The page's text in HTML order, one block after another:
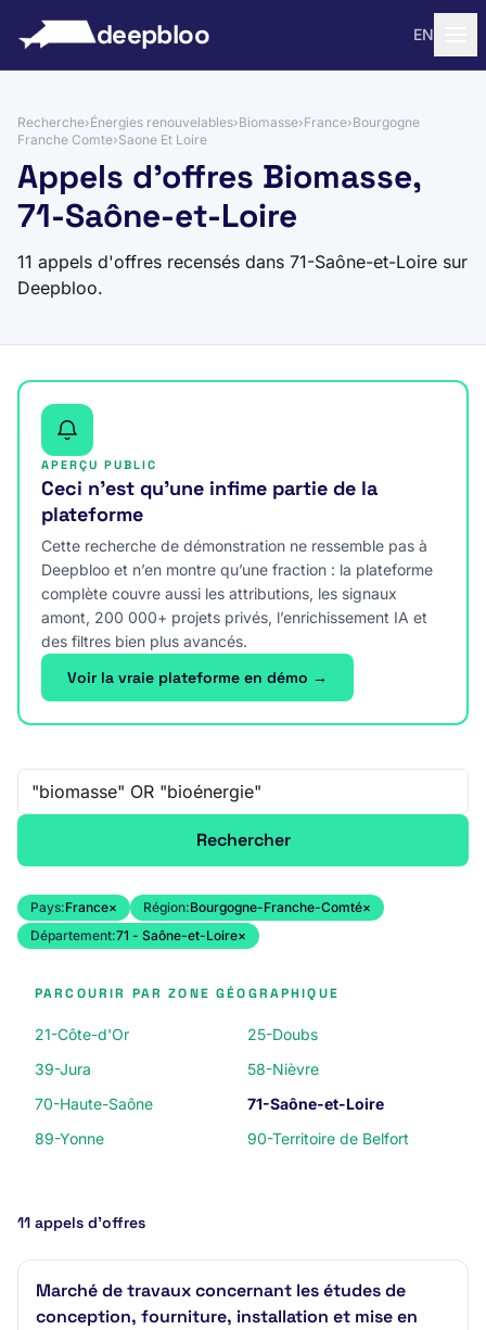
deepbloo EN
Recherche›Énergies renouvelables›Biomasse›France›Bourgogne
Franche Comte›Saone Et Loire
Appels d'offres Biomasse,
71-Saône-et-Loire
11 appels d'offres recensés dans 71-Saône-et-Loire sur
Deepbloo.
APERÇU PUBLIC
Ceci n’est qu’une infime partie de la
plateforme
Cette recherche de démonstration ne ressemble pas à
Deepbloo et n’en montre qu’une fraction : la plateforme
complète couvre aussi les attributions, les signaux
amont, 200 000+ projets privés, l’enrichissement IA et
des filtres bien plus avancés.
Voir la vraie plateforme en démo →
Recherche libre
Rechercher
Pays:France× Région:Bourgogne-Franche-Comté×
Département:71 - Saône-et-Loire×
PARCOURIR PAR ZONE GÉOGRAPHIQUE
21-Côte-d'Or
25-Doubs
39-Jura
58-Nièvre
70-Haute-Saône
71-Saône-et-Loire
89-Yonne
90-Territoire de Belfort
11 appels d’offres
Marché de travaux concernant les études de
conception, fourniture, installation et mise en